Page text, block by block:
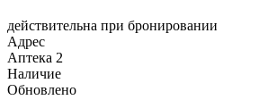
действительна при бронировании
Адрес
Аптека 2
Наличие
Обновлено